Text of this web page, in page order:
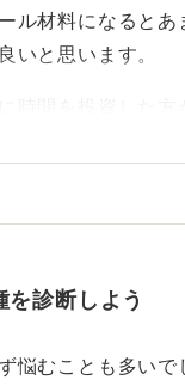
ル材料になるとあ
いと思います。
時間を投資した方
ようと思ったのか
診断しよう
悩むことも多いで